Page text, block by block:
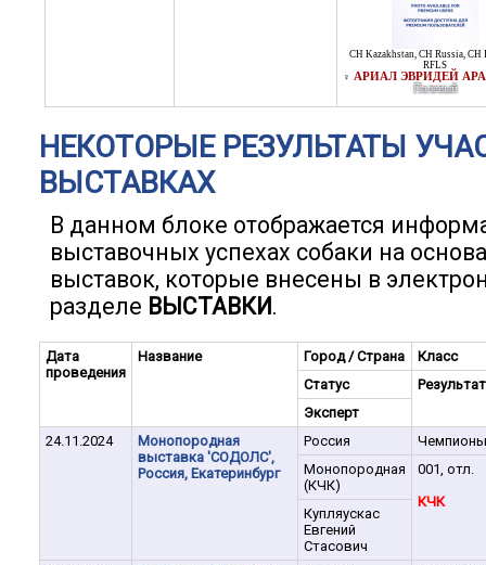
CH Kazakhstan, CH Russia, CH
RFLS
♀ АРИАЛ ЭВРИДЕЙ
Палевый
НЕКОТОРЫЕ РЕЗУЛЬТАТЫ
ВЫСТАВКАХ
В данном блоке отображается
выставочных успехах собаки на
выставок, которые внесены в
разделе ВЫСТАВКИ.
Дата
проведения
Название Город / Страна
Класс
Статус
Результат
Эксперт
24.11.2024
Монопородная
выставка 'СОДОЛС',
Россия, Екатеринбург
Россия
Чемпионы
Монопородная
(КЧК)
001, отл.
КЧК
Купляускас
Евгений
Стасович